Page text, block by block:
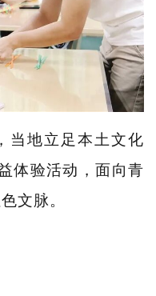
当地立足本土文化
体验活动，面向青
文脉。